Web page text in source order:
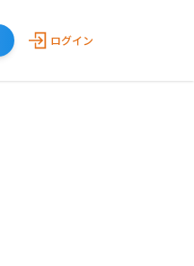
ログイン